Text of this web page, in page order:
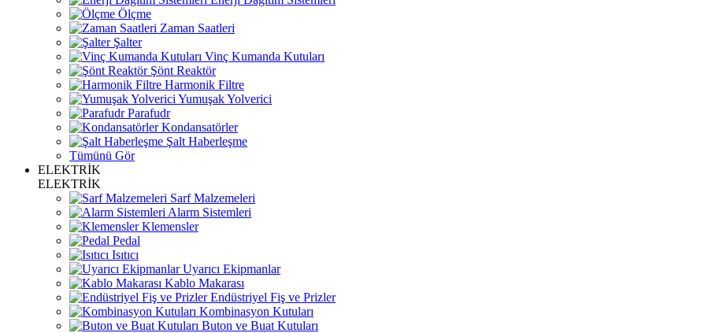
Ölçme
Zaman Saatleri
Şalter
Vinç Kumanda Kutuları
Şönt Reaktör
Harmonik Filtre
Yumuşak Yolverici
Parafudr
Kondansatörler
Şalt Haberleşme
Tümünü Gör
ELEKTRİK
ELEKTRİK
Sarf Malzemeleri
Alarm Sistemleri
Klemensler
Pedal
Isıtıcı
Uyarıcı Ekipmanlar
Kablo Makarası
Endüstriyel Fiş ve Prizler
Kombinasyon Kutuları
Buton ve Buat Kutuları